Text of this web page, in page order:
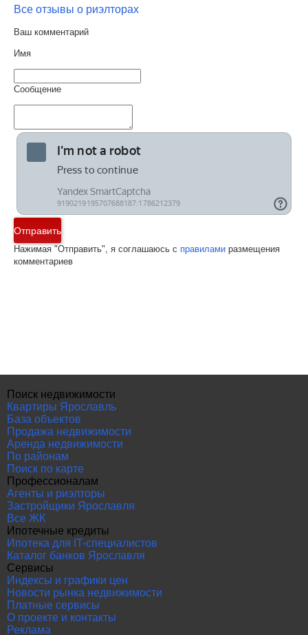
Все отзывы о риэлторах
Ваш комментарий
Имя
Сообщение
Отправить
Нажимая "Отправить", я соглашаюсь с правилами размещения
комментариев
Поиск недвижимости
Квартиры Ярославль
База объектов
Продажа недвижимости
Аренда недвижимости
По районам
Поиск по карте
Профессионалам
Агенты и риэлторы
Застройщики Ярославля
Все ЖК
Ипотечные кредиты
Ипотека для IT-специалистов
Каталог банков Ярославля
Сервисы
Индексы и графики цен
Новости рынка недвижимости
Платные сервисы
О проекте и контакты
Реклама